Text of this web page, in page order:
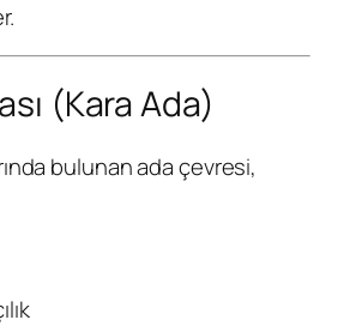
(Kara Ada)
bulunan ada çevresi,